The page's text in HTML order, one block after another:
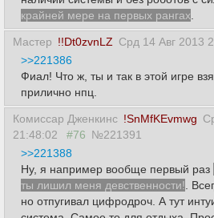
крайней мере на первых рангах
Мастер !!Dt0zvnLZ Срд 14 Авг 2013
>>221386
Фиал! Что ж, ты и так в этой игре
прилично нпц.
Комиссар Дженкинс !SnMfKEvmwg
21:48:02
#76 №221391
>>221388
Ну, я например вообще первый раз
ты лишил меня девственности! .
но отпугивал цифродроч. А тут